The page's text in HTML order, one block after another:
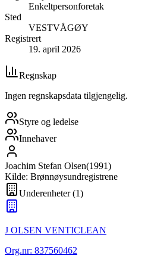
Enkeltpersonforetak
Sted
VESTVÅGØY
Registrert
19. april 2026
Regnskap
Ingen regnskapsdata tilgjengelig.
Styre og ledelse
Innehaver
Joachim Stefan Olsen(1991)
Kilde: Brønnøysundregistrene
Underenheter(1)
J OLSEN VENTICLEAN
Org.nr: 837560462